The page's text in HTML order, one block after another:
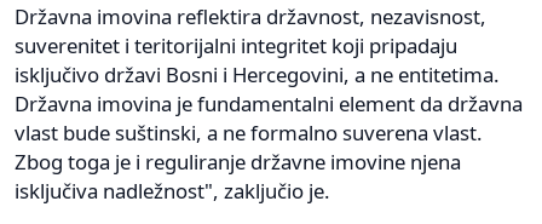
Državna imovina reflektira državnost, nezavisnost,
suverenitet i teritorijalni integritet koji pripadaju
isključivo državi Bosni i Hercegovini, a ne entitetima.
Državna imovina je fundamentalni element da državna
vlast bude suštinski, a ne formalno suverena vlast.
Zbog toga je i reguliranje državne imovine njena
isključiva nadležnost", zaključio je.